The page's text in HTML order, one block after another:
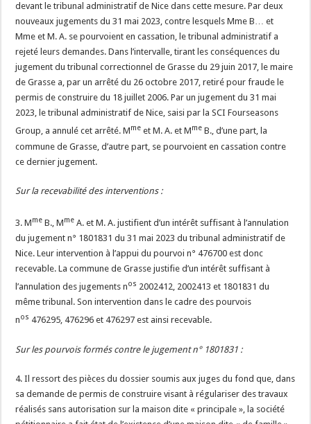
devant le tribunal administratif de Nice dans cette mesure. Par deux
nouveaux jugements du 31 mai 2023, contre lesquels Mme B… et
Mme et M. A. se pourvoient en cassation, le tribunal administratif a
rejeté leurs demandes. Dans l’intervalle, tirant les conséquences du
jugement du tribunal correctionnel de Grasse du 29 juin 2017, le maire
de Grasse a, par un arrêté du 26 octobre 2017, retiré pour fraude le
permis de construire du 18 juillet 2006. Par un jugement du 31 mai
2023, le tribunal administratif de Nice, saisi par la SCI Fourseasons
Group, a annulé cet arrêté. Mme et M. A. et Mme B., d’une part, la
commune de Grasse, d’autre part, se pourvoient en cassation contre
ce dernier jugement.
Sur la recevabilité des interventions :
3. Mme B., Mme A. et M. A. justifient d’un intérêt suffisant à l’annulation
du jugement n° 1801831 du 31 mai 2023 du tribunal administratif de
Nice. Leur intervention à l’appui du pourvoi n° 476700 est donc
recevable. La commune de Grasse justifie d’un intérêt suffisant à
l’annulation des jugements nos 2002412, 2002413 et 1801831 du
même tribunal. Son intervention dans le cadre des pourvois
nos 476295, 476296 et 476297 est ainsi recevable.
Sur les pourvois formés contre le jugement n° 1801831 :
4. Il ressort des pièces du dossier soumis aux juges du fond que, dans
sa demande de permis de construire visant à régulariser des travaux
réalisés sans autorisation sur la maison dite « principale », la société